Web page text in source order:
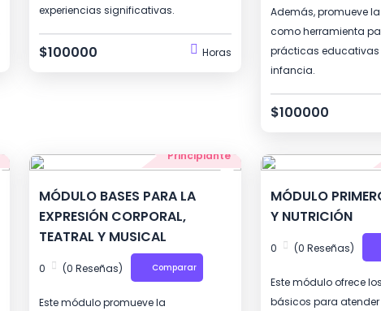
experiencias significativas.
$100000 Horas
Además, promueve
como herramienta
prácticas educativas
infancia.
$100000
Principiante
MÓDULO BASES PARA LA
EXPRESIÓN CORPORAL,
TEATRAL Y MUSICAL
0 (0 Reseñas) Comparar
Este módulo promueve la
MÓDULO
Y NUTRICIÓN
0 (0 Reseñas)
Este módulo ofrece
básicos para